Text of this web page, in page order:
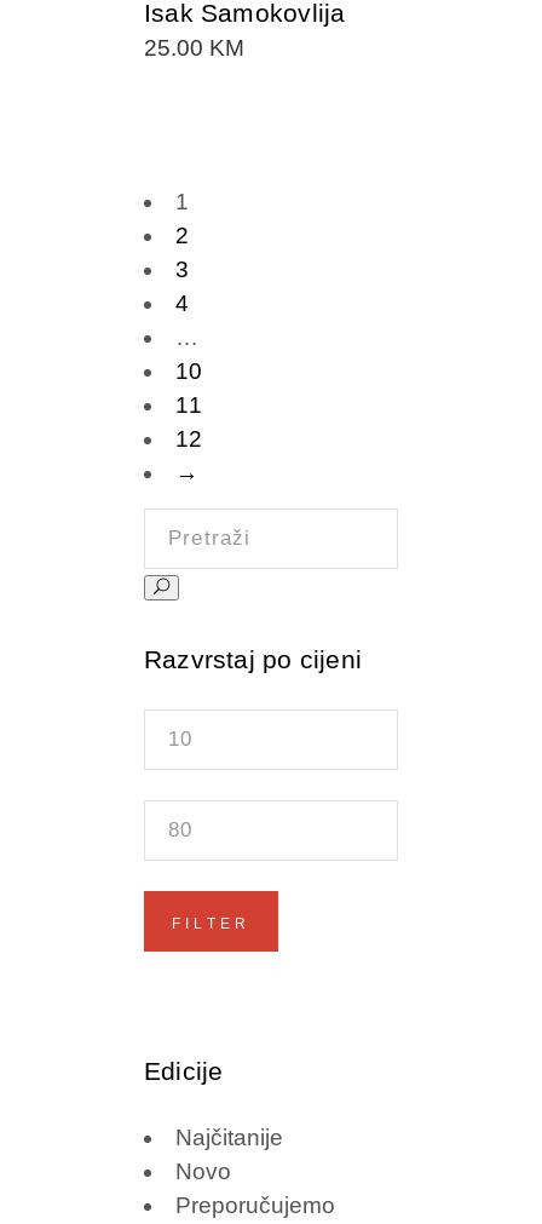
Isak Samokovlija
25.00 KM
1
2
3
4
…
10
11
12
→
Razvrstaj po cijeni
FILTER
Edicije
Najčitanije
Novo
Preporučujemo